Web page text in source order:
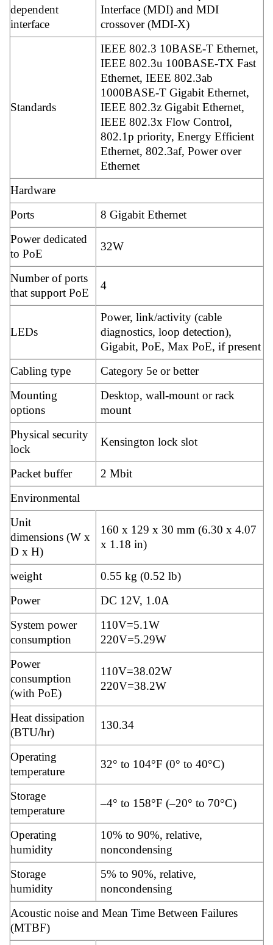
dependent
interface
Interface (MDI) and MDI
crossover (MDI-X)
Standards
IEEE 802.3 10BASE-T Ethernet,
IEEE 802.3u 100BASE-TX Fast
Ethernet, IEEE 802.3ab
1000BASE-T Gigabit Ethernet,
IEEE 802.3z Gigabit Ethernet,
IEEE 802.3x Flow Control,
802.1p priority, Energy Efficient
Ethernet, 802.3af, Power over
Ethernet
Hardware
Ports
8 Gigabit Ethernet
Power dedicated
to PoE
32W
Number of ports
that support PoE
4
LEDs
Power, link/activity (cable
diagnostics, loop detection),
Gigabit, PoE, Max PoE, if present
Cabling type
Category 5e or better
Mounting
options
Desktop, wall-mount or rack
mount
Physical security
lock
Kensington lock slot
Packet buffer
2 Mbit
Environmental
Unit
dimensions (W x
D x H)
160 x 129 x 30 mm (6.30 x 4.07
x 1.18 in)
weight
0.55 kg (0.52 lb)
Power
DC 12V, 1.0A
System power
consumption
110V=5.1W
220V=5.29W
Power
consumption
(with PoE)
110V=38.02W
220V=38.2W
Heat dissipation
(BTU/hr)
130.34
Operating
temperature
32° to 104°F (0° to 40°C)
Storage
temperature
–4° to 158°F (–20° to 70°C)
Operating
humidity
10% to 90%, relative,
noncondensing
Storage
humidity
5% to 90%, relative,
noncondensing
Acoustic noise and Mean Time Between Failures
(MTBF)